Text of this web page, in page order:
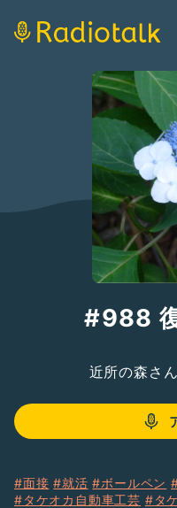
#988
近所の森さ
#面接 #就活 #ボールペン
#タケオカ自動車工芸 #タ